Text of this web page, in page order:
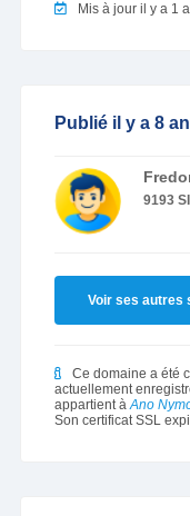
Mis à jour il y a 1
Publié il y a 8
9193
Voir ses autres
Ce domaine a été
actuellement
appartient àAno
Son certificat SSL